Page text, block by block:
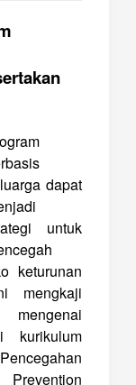
dapat
untuk
keturunan
mengkaji
kurikulum